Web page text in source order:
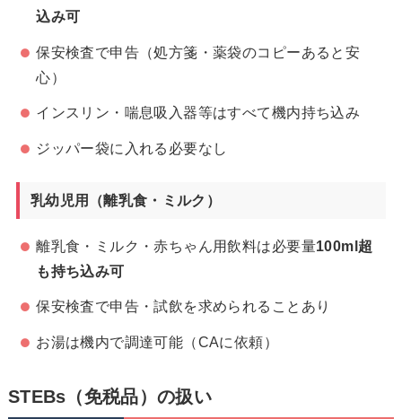
込み可
保安検査で申告（処方箋・薬袋のコピーあると安
心）
インスリン・喘息吸入器等はすべて機内持ち込み
ジッパー袋に入れる必要なし
乳幼児用（離乳食・ミルク）
離乳食・ミルク・赤ちゃん用飲料は必要量100ml超
も持ち込み可
保安検査で申告・試飲を求められることあり
お湯は機内で調達可能（CAに依頼）
STEBs（免税品）の扱い